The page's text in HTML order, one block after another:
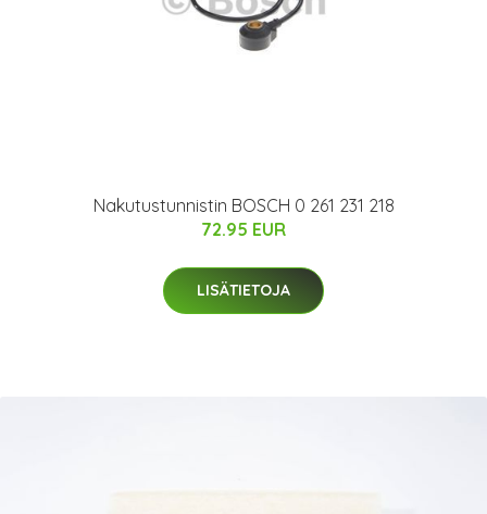
Nakutustunnistin BOSCH 0 261 231 218
72.95 EUR
LISÄTIETOJA